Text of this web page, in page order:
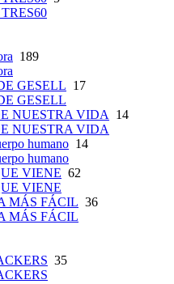
189
GESELL 17
GESELL
NUESTRA VIDA 14
NUESTRA VIDA
humano 14
humano
VIENE 62
VIENE
MÁS FÁCIL 36
MÁS FÁCIL
35